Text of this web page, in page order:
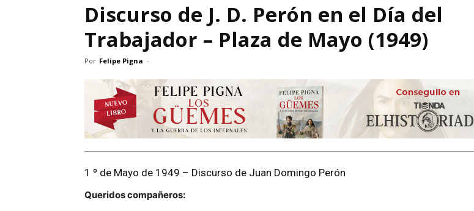
Discurso de J. D. Perón en el Día del
Trabajador – Plaza de Mayo (1949)
Por Felipe Pigna -
1 º de Mayo de 1949 – Discurso de Juan Domingo Perón
Queridos compañeros: